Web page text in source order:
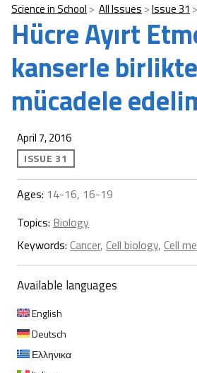
Science in School All Issues Issue 31
Hücre Ayırt
kanserle birlikte
mücadele
April 7, 2016
ISSUE 31
Ages: 14-16, 16-19
Topics: Biology
Keywords: Cancer, Cell biology, Cell
Available languages
English
Deutsch
Ελληνικα